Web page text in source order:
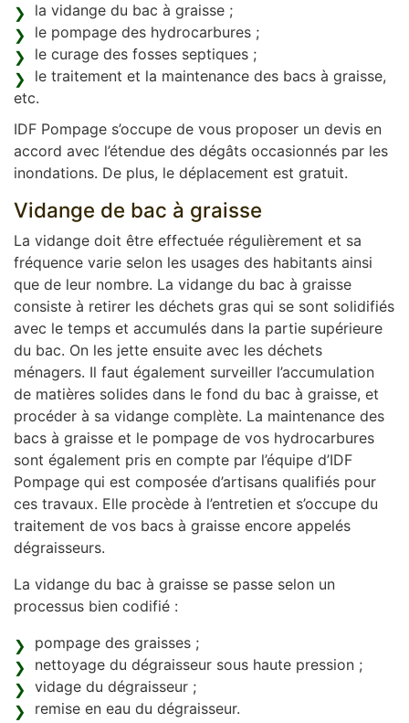
la vidange du bac à graisse ;
le pompage des hydrocarbures ;
le curage des fosses septiques ;
le traitement et la maintenance des bacs à graisse,
etc.
IDF Pompage s’occupe de vous proposer un devis en
accord avec l’étendue des dégâts occasionnés par les
inondations. De plus, le déplacement est gratuit.
Vidange de bac à graisse
La vidange doit être effectuée régulièrement et sa
fréquence varie selon les usages des habitants ainsi
que de leur nombre. La vidange du bac à graisse
consiste à retirer les déchets gras qui se sont solidifiés
avec le temps et accumulés dans la partie supérieure
du bac. On les jette ensuite avec les déchets
ménagers. Il faut également surveiller l’accumulation
de matières solides dans le fond du bac à graisse, et
procéder à sa vidange complète. La maintenance des
bacs à graisse et le pompage de vos hydrocarbures
sont également pris en compte par l’équipe d’IDF
Pompage qui est composée d’artisans qualifiés pour
ces travaux. Elle procède à l’entretien et s’occupe du
traitement de vos bacs à graisse encore appelés
dégraisseurs.
La vidange du bac à graisse se passe selon un
processus bien codifié :
pompage des graisses ;
nettoyage du dégraisseur sous haute pression ;
vidage du dégraisseur ;
remise en eau du dégraisseur.